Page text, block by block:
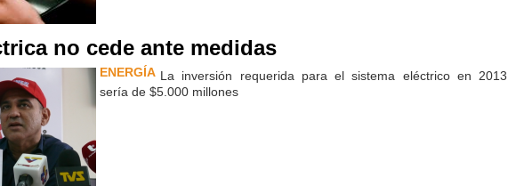
no cede ante medidas
ENERGÍA La inversión requerida para el sistema eléctrico en 2013
sería de $5.000 millones